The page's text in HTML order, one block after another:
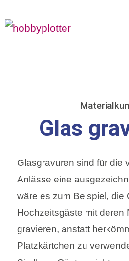
Inhalt
Glas
Glasgravuren sind für die
Anlässe eine
wäre es zum Beispiel, die
Hochzeitsgäste mit deren
gravieren, anstatt
Platzkärtchen zu